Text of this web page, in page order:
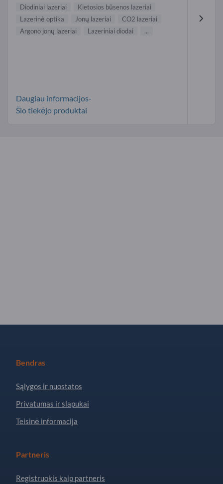
Diodiniai lazeriai
Kietosios būsenos lazeriai
Lazerinė optika
Jonų lazeriai
CO2 lazeriai
Argono jonų lazeriai
Lazeriniai diodai ...
Daugiau informacijos-
Šio tiekėjo produktai
Bendras
Sąlygos ir nuostatos
Privatumas ir slapukai
Teisinė informacija
Partneris
Registruokis kaip partneris